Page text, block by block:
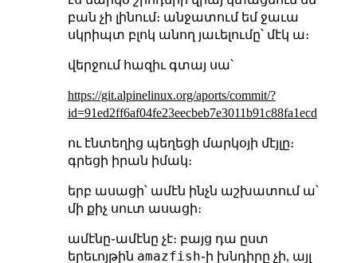
բան չի լինում։ անջատում եմ ջաւա
սկրիպտ բլոկ անող յաւելումը՝ մէկ ա։
վերջում հազիւ գտայ սա՝
https://git.alpinelinux.org/aports/commit/?
id=91ed2ff6af04fe23eecbeb7e3011b91c88fa1ecd
ու էնտեղից պեղեցի մարկօյի մէյլը։
գրեցի իրան իմակ։
երբ ասացի՝ ամէն ինչն աշխատում ա՝
մի քիչ սուտ ասացի։
ամէնը֊ամէնը չէ։ բայց դա ըստ
երեւոյթին amazfish֊ի խնդիրը չի, այլ